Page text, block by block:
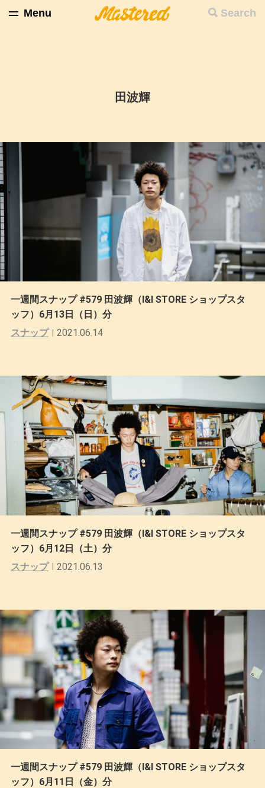
Search
Menu
田波輝
一週間スナップ #579 田波輝（I&I STORE ショップスタ
ッフ）6月13日（日）分
スナップ
2021.06.14
一週間スナップ #579 田波輝（I&I STORE ショップスタ
ッフ）6月12日（土）分
スナップ
2021.06.13
一週間スナップ #579 田波輝（I&I STORE ショップスタ
ッフ）6月11日（金）分